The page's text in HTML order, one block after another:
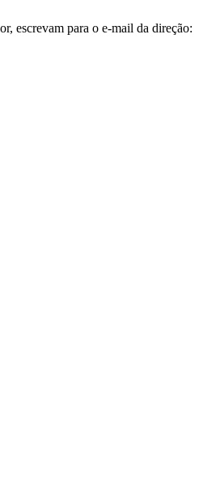
escrevam para o e-mail da direção: